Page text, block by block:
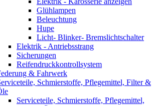
Glühlampen
Beleuchtung
Hupe
Licht- Blinker- Bremslichtschalter
Elektrik - Antriebsstrang
Sicherungen
Reifendruckkontrollsystem
& Fahrwerk
Schmierstoffe, Pflegemittel, Filter &
Serviceteile, Schmierstoffe, Pflegemittel,